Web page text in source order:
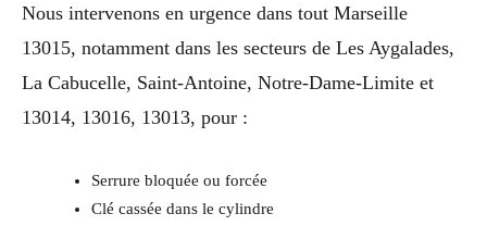
Nous intervenons en urgence dans tout Marseille
13015, notamment dans les secteurs de Les Aygalades,
La Cabucelle, Saint-Antoine, Notre-Dame-Limite et
13014, 13016, 13013, pour :
Serrure bloquée ou forcée
Clé cassée dans le cylindre